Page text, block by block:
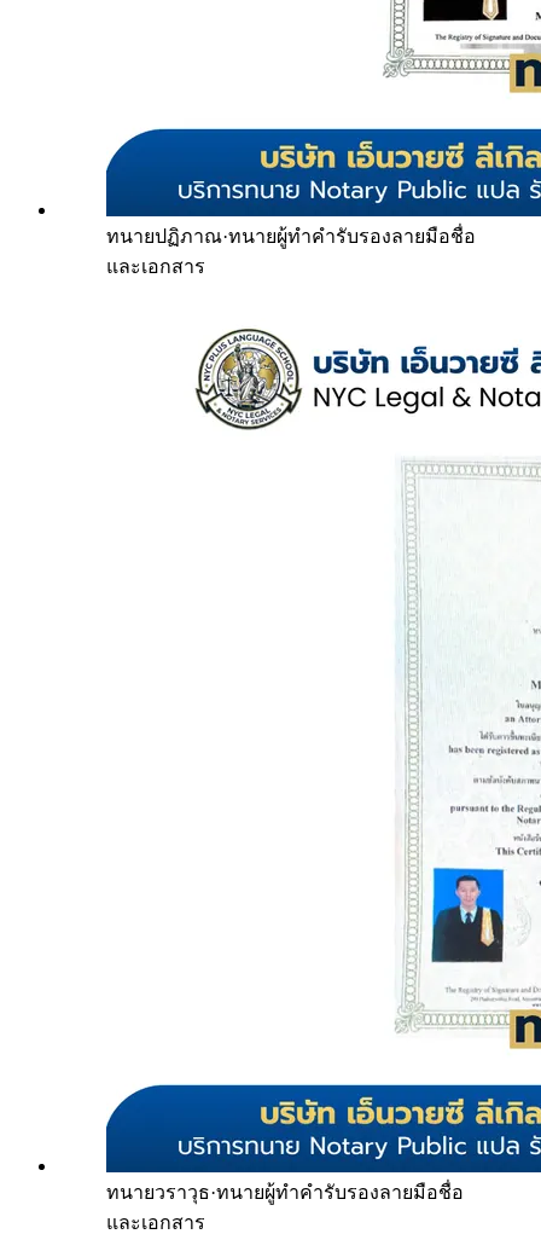
ทนายปฏิภาณ·ทนายผู้ทำคำรับรองลายมือชื่อ
และเอกสาร
ทนายวราวุธ·ทนายผู้ทำคำรับรองลายมือชื่อ
และเอกสาร